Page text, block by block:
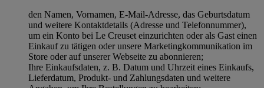
den Namen, Vornamen, E-Mail-Adresse, das Geburtsdatum
und weitere Kontaktdetails (Adresse und Telefonnummer),
um ein Konto bei Le Creuset einzurichten oder als Gast einen
Einkauf zu tätigen oder unsere Marketingkommunikation im
Store oder auf unserer Webseite zu abonnieren;
Ihre Einkaufsdaten, z. B. Datum und Uhrzeit eines Einkaufs,
Lieferdatum, Produkt- und Zahlungsdaten und weitere